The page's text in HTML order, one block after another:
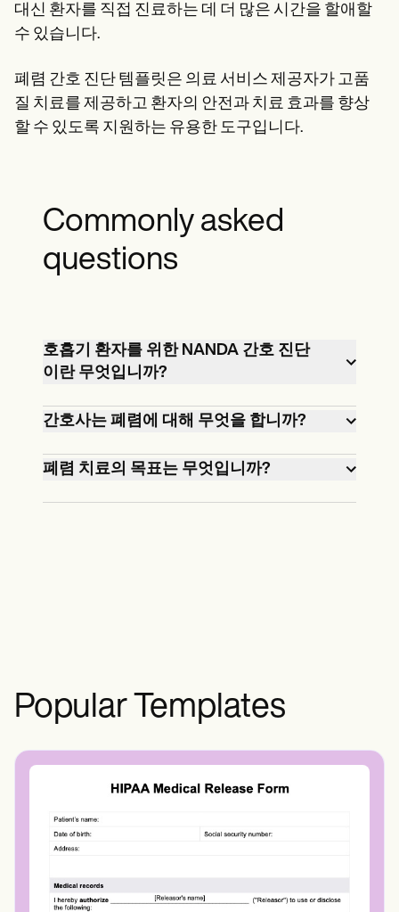
대신 환자를 직접 진료하는 데 더 많은 시간을 할애할
수 있습니다.
폐렴 간호 진단 템플릿은 의료 서비스 제공자가 고품
질 치료를 제공하고 환자의 안전과 치료 효과를 향상
할 수 있도록 지원하는 유용한 도구입니다.
Commonly asked
questions
호흡기 환자를 위한 NANDA 간호 진단
이란 무엇입니까?
호흡기 환자를 위한 NANDA 간호 진단은
호흡기 기능과 관련된 특정 건강 문제를
식별하는 표준화된 진술입니다.예로는
“폐포-모세관 막 변화와 관련된 가스 교환
장애”, “가래 생성 증가로 인한 기도 제거
간호사는 폐렴에 대해 무엇을 합니까?
간호사는 호흡기 상태를 평가하고, 약물
을 투여하고, 산소 보충 또는 산소 요법을
하고, 환자에게 호흡 운동 및 감염 예방에
폐렴 치료의 목표는 무엇입니까?
폐렴 치료의 주요 목표는 감염을 제거하
Popular Templates